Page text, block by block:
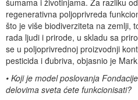
regenerativna poljoprivreda
što je više biodiverziteta na zemlji,
rada ljudi i prirode, u skladu sa
se u poljoprivrednoj proizvodnji
pesticida i đubriva, objasnio je
• Koji je model poslovanja
delovima sveta ćete funkcionisati?